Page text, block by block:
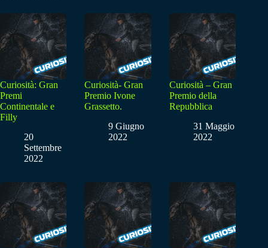
Curiosità: Gran
Premi
Continentale e
Filly
20
Settembre
2022
Curiosità- Gran
Premio Ivone
Grassetto.
9 Giugno
2022
Curiosità – Gran
Premio della
Repubblica
31 Maggio
2022